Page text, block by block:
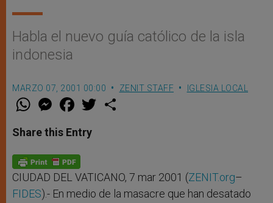
Habla el nuevo guía católico de la isla
indonesia
MARZO 07, 2001 00:00 ZENIT STAFF IGLESIA LOCAL
W
t
s
p
p
M
e
s
e
g
e
r
F
a
e
b
o
k
w
Share this Entry
CIUDAD DEL VATICANO, 7 mar 2001 (ZENIT.org–
FIDES).- En medio de la masacre que han desatado